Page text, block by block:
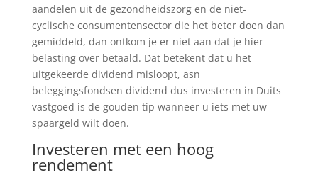
aandelen uit de gezondheidszorg en de niet-
cyclische consumentensector die het beter doen dan
gemiddeld, dan ontkom je er niet aan dat je hier
belasting over betaald. Dat betekent dat u het
uitgekeerde dividend misloopt, asn
beleggingsfondsen dividend dus investeren in Duits
vastgoed is de gouden tip wanneer u iets met uw
spaargeld wilt doen.
Investeren met een hoog
rendement